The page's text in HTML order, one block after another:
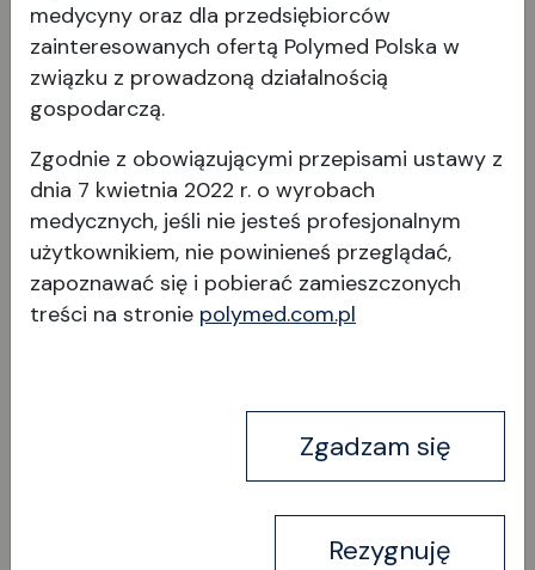
Ecura
medycyny oraz dla przedsiębiorców
zainteresowanych ofertą Polymed Polska w
związku z prowadzoną działalnością
gospodarczą.
Zgodnie z obowiązującymi przepisami ustawy z
dnia 7 kwietnia 2022 r. o wyrobach
medycznych, jeśli nie jesteś profesjonalnym
użytkownikiem, nie powinieneś przeglądać,
zapoznawać się i pobierać zamieszczonych
treści na stronie polymed.com.pl
Zgadzam się
Rezygnuję